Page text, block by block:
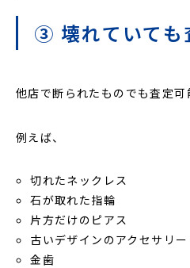
③ 壊れていても
他店で断られたものでも査定可
例えば、
切れたネックレス
石が取れた指輪
片方だけのピアス
古いデザインのアクセサリー
金歯